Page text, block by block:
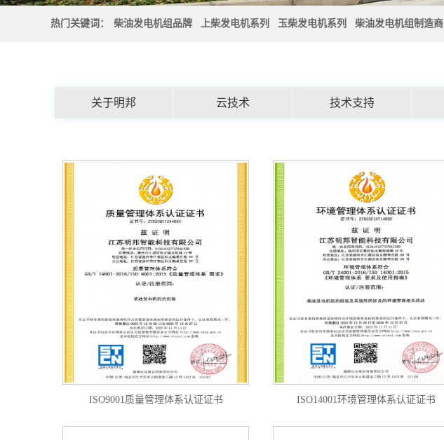
热门关键词： 柴油发电机组品牌 上柴发电机系列 玉柴发电机系列 柴油发电机组制造商
关于明邦 云技术 技术支持
ISO9001质量管理体系认证证书 ISO14001环境管理体系认证证书